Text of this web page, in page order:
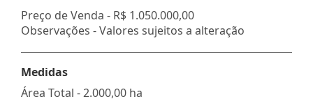
Preço de Venda - R$ 1.050.000,00
Observações - Valores sujeitos a alteração
Medidas
Área Total - 2.000,00 ha